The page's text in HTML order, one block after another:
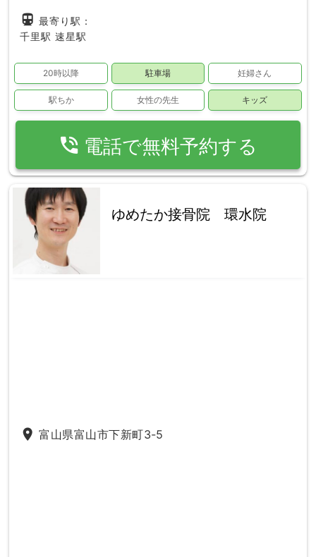
directions_subway 最寄り駅：
千里駅 速星駅
20時以降 駐車場 妊婦さん
駅ちか 女性の先生 キッズ
phone_in_talk 電話で無料予約する
ゆめたか接骨院 環水院
place 富山県富山市下新町3-5